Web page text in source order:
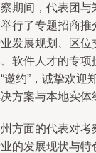
期间，代表团与
行了专题招商推
发展规划、区位
软件人才的专项
邀约”，诚挚欢迎
方案与本地实体
方面的代表对考
的发展现状与特